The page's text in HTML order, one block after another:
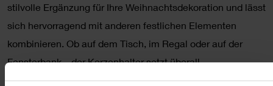
stilvolle Ergänzung für Ihre Weihnachtsdekoration und lässt
sich hervorragend mit anderen festlichen Elementen
kombinieren. Ob auf dem Tisch, im Regal oder auf der
Fensterbank – der Kerzenhalter setzt überall
stimmungsvolle Akzente. Die Kerzenmulde ist für